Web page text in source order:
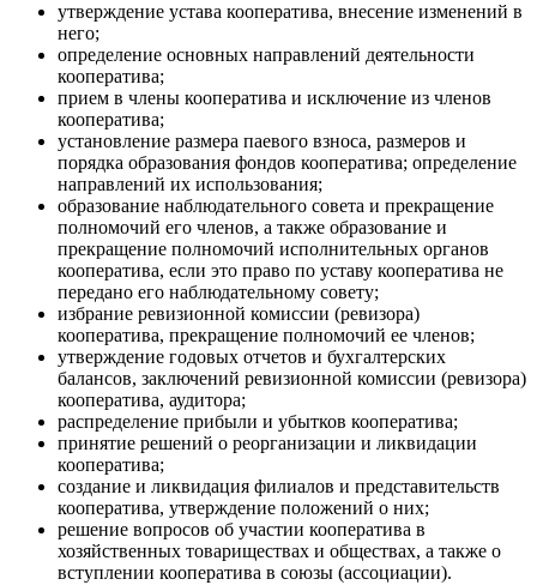
утверждение устава кооператива, внесение изменений в
него;
определение основных направлений деятельности
кооператива;
прием в члены кооператива и исключение из членов
кооператива;
установление размера паевого взноса, размеров и
порядка образования фондов кооператива; определение
направлений их использования;
образование наблюдательного совета и прекращение
полномочий его членов, а также образование и
прекращение полномочий исполнительных органов
кооператива, если это право по уставу кооператива не
передано его наблюдательному совету;
избрание ревизионной комиссии (ревизора)
кооператива, прекращение полномочий ее членов;
утверждение годовых отчетов и бухгалтерских
балансов, заключений ревизионной комиссии (ревизора)
кооператива, аудитора;
распределение прибыли и убытков кооператива;
принятие решений о реорганизации и ликвидации
кооператива;
создание и ликвидация филиалов и представительств
кооператива, утверждение положений о них;
решение вопросов об участии кооператива в
хозяйственных товариществах и обществах, а также о
вступлении кооператива в союзы (ассоциации).